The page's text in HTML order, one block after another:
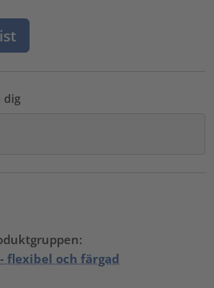
dig
flexibel och färgad